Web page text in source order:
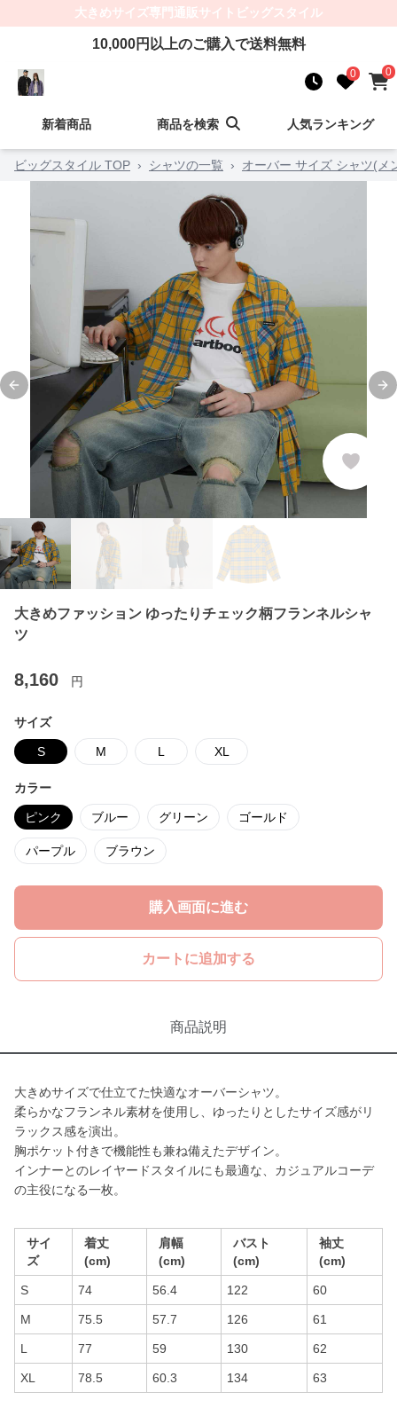
大きめサイズ専門通販サイト ビッグスタイル
10,000円以上のご購入で送料無料
0 0
新着商品 商品を検索 人気ランキング
ビッグスタイル TOP › シャツの一覧 › オーバー サイズ シャツ(メ
Previous slide
大きめファッション ゆったりチェック柄フランネルシャ
ツ
8,160 円
サイズ
S M L XL
カラー
ピンク ブルー グリーン ゴールド
パープル ブラウン
購入画面に進む
カートに追加する
商品説明
大きめサイズで仕立てた快適なオーバーシャツ。
柔らかなフランネル素材を使用し、ゆったりとしたサイズ感がリ
ラックス感を演出。
胸ポケット付きで機能性も兼ね備えたデザイン。
インナーとのレイヤードスタイルにも最適な、カジュアルコーデ
の主役になる一枚。
サイ
ズ
着丈
(cm)
肩幅
(cm)
バスト
(cm)
袖丈
(cm)
S 74 56.4 122 60
M 75.5 57.7 126 61
L 77 59 130 62
XL 78.5 60.3 134 63